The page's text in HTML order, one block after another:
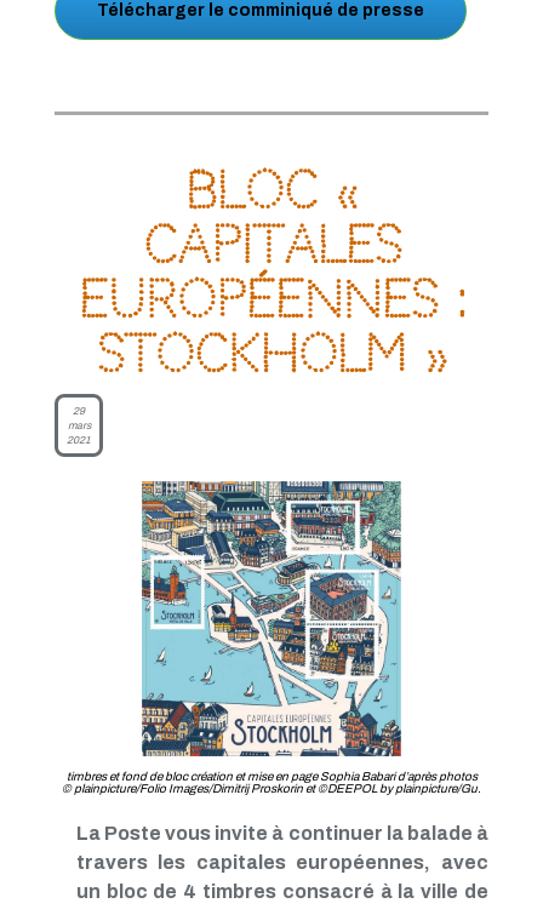
Télécharger le comminiqué de presse
Bloc «
Capitales
européennes :
Stockholm »
29
mars
2021
timbres et fond de bloc création et mise en page Sophia Babari d’après photos
© plainpicture/Folio Images/Dimitrij Proskorin et ©DEEPOL by plainpicture/Gu.
La Poste vous invite à continuer la balade à
travers les capitales européennes, avec
un bloc de 4 timbres consacré à la ville de